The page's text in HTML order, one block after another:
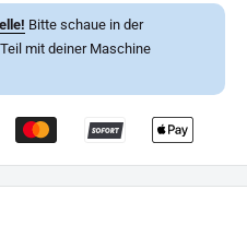
Bitte schaue in der
mit deiner Maschine